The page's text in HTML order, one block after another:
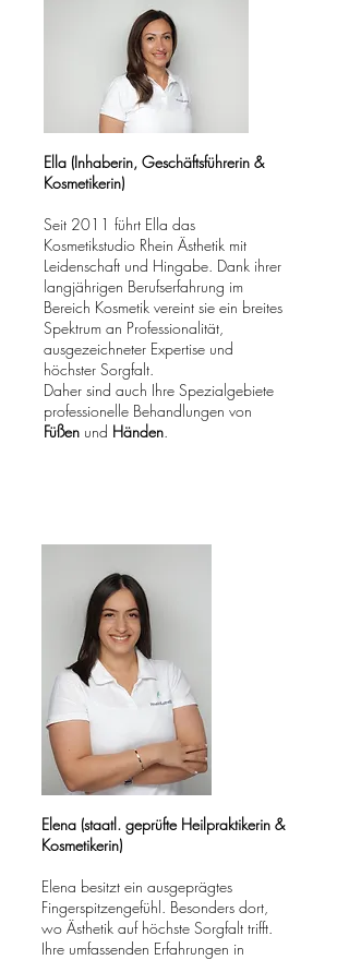
Ella (Inhaberin, Geschäftsführerin &
Kosmetikerin)
Seit 2011 führt Ella das
Kosmetikstudio Rhein Ästhetik mit
Leidenschaft und Hingabe. Dank ihrer
langjährigen Berufserfahrung im
Bereich Kosmetik vereint sie ein breites
Spektrum an Professionalität,
ausgezeichneter Expertise und
höchster Sorgfalt.
Daher sind auch Ihre Spezialgebiete
professionelle Behandlungen von
Füßen und Händen.​​​
​Elena (staatl. geprüfte Heilpraktikerin &
Kosmetikerin)
Elena besitzt ein ausgeprägtes
Fingerspitzengefühl. Besonders dort,
wo Ästhetik auf höchste Sorgfalt trifft.
Ihre umfassenden Erfahrungen in